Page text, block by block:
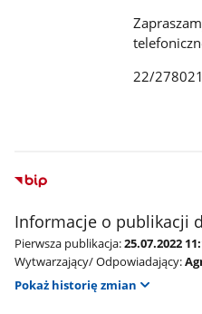
22/
Informacje o publikacji
Pierwsza publikacja:25.07.2022
Wytwarzający/ Odpowiadający:
Pokaż historię zmian